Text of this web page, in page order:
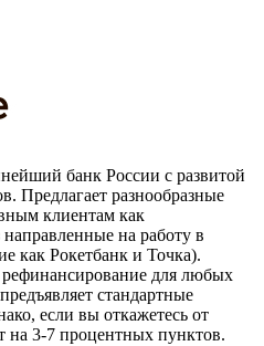
банк России с развитой
Предлагает разнообразные
клиентам как
направленные на работу в
как Рокетбанк и Точка).
для любых
стандартные
если вы откажетесь от
на 3-7 процентных пунктов.